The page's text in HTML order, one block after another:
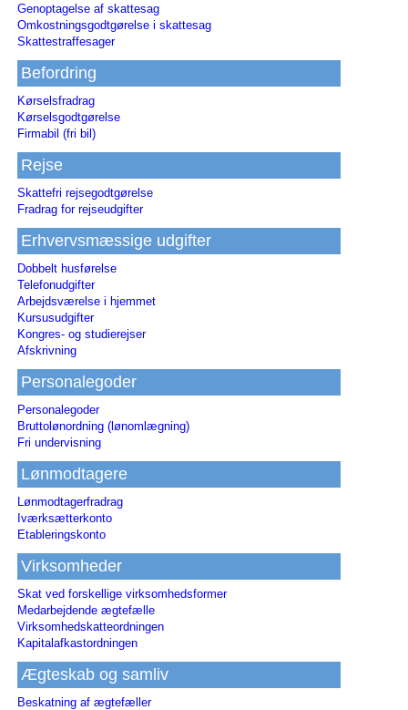
Genoptagelse af skattesag
Omkostningsgodtgørelse i skattesag
Skattestraffesager
Befordring
Kørselsfradrag
Kørselsgodtgørelse
Firmabil (fri bil)
Rejse
Skattefri rejsegodtgørelse
Fradrag for rejseudgifter
Erhvervsmæssige udgifter
Dobbelt husførelse
Telefonudgifter
Arbejdsværelse i hjemmet
Kursusudgifter
Kongres- og studierejser
Afskrivning
Personalegoder
Personalegoder
Bruttolønordning (lønomlægning)
Fri undervisning
Lønmodtagere
Lønmodtagerfradrag
Iværksætterkonto
Etableringskonto
Virksomheder
Skat ved forskellige virksomhedsformer
Medarbejdende ægtefælle
Virksomhedskatteordningen
Kapitalafkastordningen
Ægteskab og samliv
Beskatning af ægtefæller